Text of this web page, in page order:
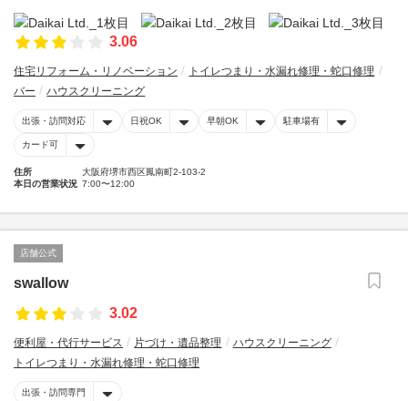
3.06
住宅リフォーム・リノベーション
トイレつまり・水漏れ修理・蛇口修理
バー
ハウスクリーニング
出張・訪問対応 日祝OK 早朝OK 駐車場有
カード可
住所
大阪府堺市西区鳳南町2-103-2
本日の営業状況 7:00〜12:00
店舗公式
swallow
3.02
便利屋・代行サービス 片づけ・遺品整理
ハウスクリーニング
トイレつまり・水漏れ修理・蛇口修理
出張・訪問専門